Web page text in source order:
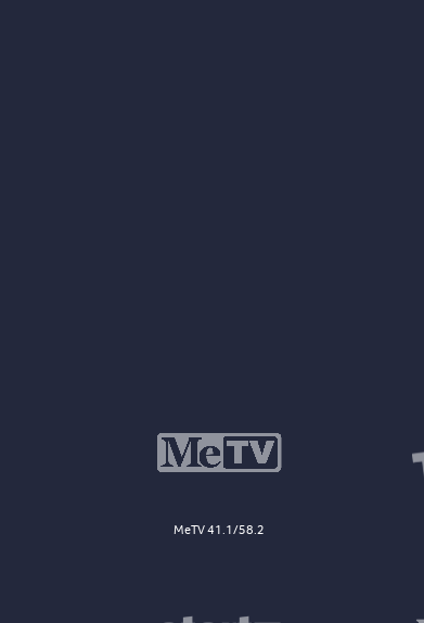
MeTV 41.1/58.2